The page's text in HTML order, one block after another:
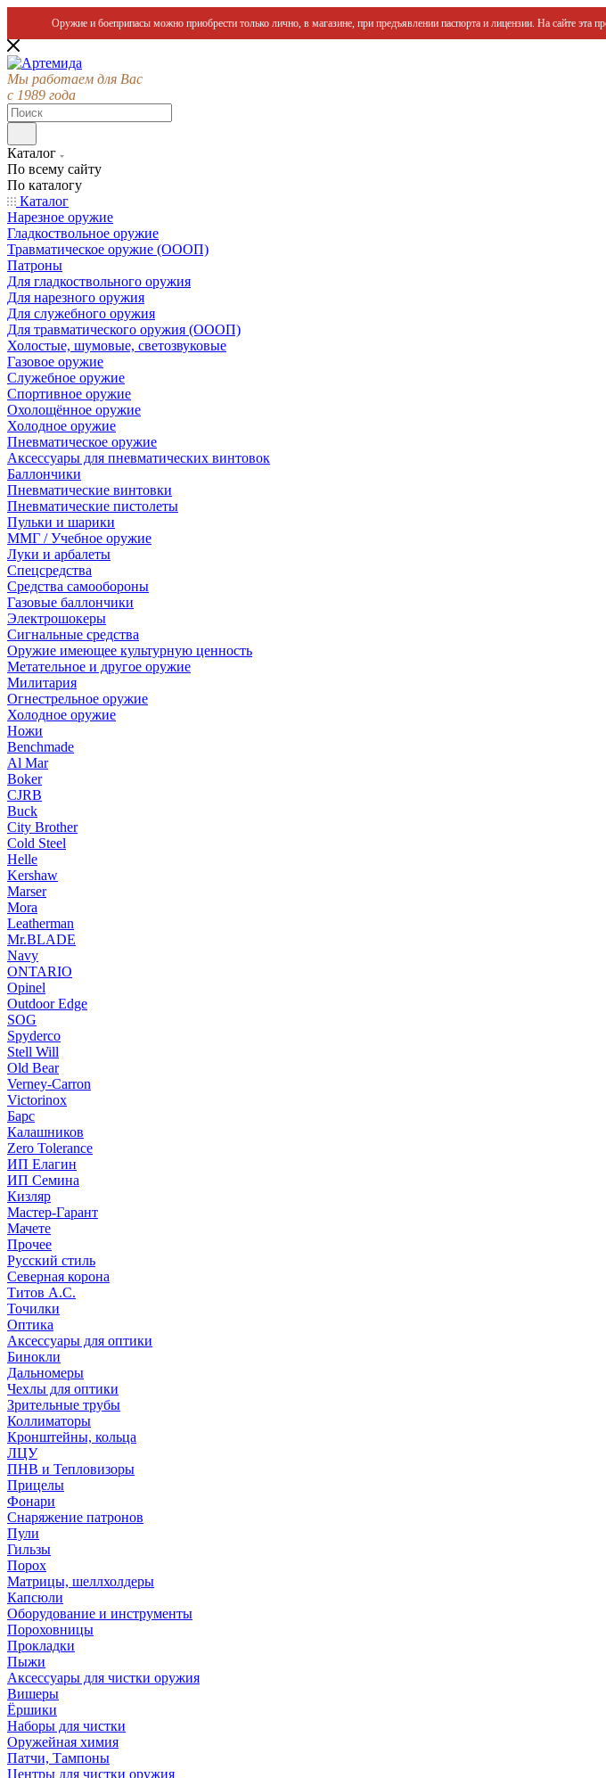
Оружие и боеприпасы можно приобрести только лично, в магазине, при предъявлении паспорта и лицензии. На сайте эта
Мы работаем для Вас
с 1989 года
Каталог
По всему сайту
По каталогу
Каталог
Нарезное оружие
Гладкоствольное оружие
Травматическое оружие (ОООП)
Патроны
Для гладкоствольного оружия
Для нарезного оружия
Для служебного оружия
Для травматического оружия (ОООП)
Холостые, шумовые, светозвуковые
Газовое оружие
Служебное оружие
Спортивное оружие
Охолощённое оружие
Холодное оружие
Пневматическое оружие
Аксессуары для пневматических винтовок
Баллончики
Пневматические винтовки
Пневматические пистолеты
Пульки и шарики
ММГ / Учебное оружие
Луки и арбалеты
Спецсредства
Средства самообороны
Газовые баллончики
Электрошокеры
Сигнальные средства
Оружие имеющее культурную ценность
Метательное и другое оружие
Милитария
Огнестрельное оружие
Холодное оружие
Ножи
Benchmade
Al Mar
Boker
CJRB
Buck
City Brother
Cold Steel
Helle
Kershaw
Marser
Mora
Leatherman
Mr.BLADE
Navy
ONTARIO
Opinel
Outdoor Edge
SOG
Spyderco
Stell Will
Old Bear
Verney-Carron
Victorinox
Барс
Калашников
Zero Tolerance
ИП Елагин
ИП Семина
Кизляр
Мастер-Гарант
Мачете
Прочее
Русский стиль
Северная корона
Титов А.С.
Точилки
Оптика
Аксессуары для оптики
Бинокли
Дальномеры
Чехлы для оптики
Зрительные трубы
Коллиматоры
Кронштейны, кольца
ЛЦУ
ПНВ и Тепловизоры
Прицелы
Фонари
Снаряжение патронов
Пули
Гильзы
Порох
Матрицы, шеллхолдеры
Капсюли
Оборудование и инструменты
Пороховницы
Прокладки
Пыжи
Аксессуары для чистки оружия
Вишеры
Ёршики
Наборы для чистки
Оружейная химия
Патчи, Тампоны
Центры для чистки оружия